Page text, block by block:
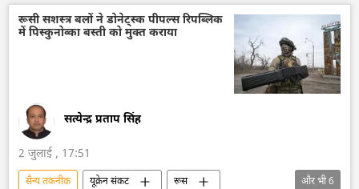
ड्रोन हमला
रूसी सैन्य तकनीक
तकनीकी विकास
सैन्य तकनीकी सहयोग
रूसी सशस्त्र बलों ने डोनेट्स्क पीपल्स रिपब्लिक
में पिस्कुनोव्का बस्ती को मुक्त कराया
सत्येन्द्र प्रताप सिंह
2 जुलाई , 17:51
सैन्य तकनीक यूक्रेन संकट
रूस
और भी6